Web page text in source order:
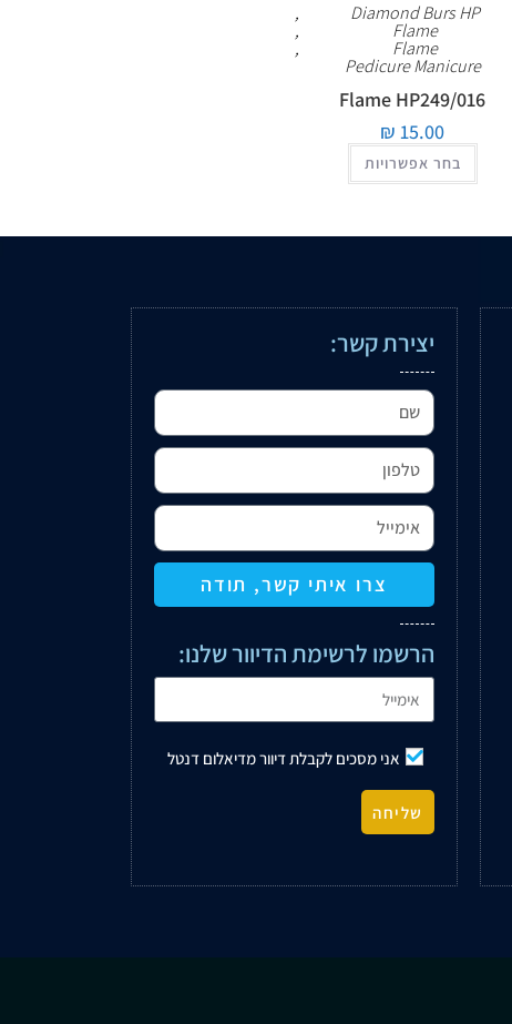
Diamond Burs HP
,
Flame
,
Flame
,
Pedicure Manicure
Flame HP249/016
₪ 15.00
בחר אפשרויות
יצירת קשר:
צרו איתי קשר, תודה
הרשמו לרשימת הדיוור שלנו:
אני מסכים לקבלת דיוור מדיאלום דנטל
שליחה